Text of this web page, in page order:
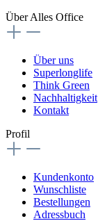
Über Alles Office
Über uns
Superlonglife
Think Green
Nachhaltigkeit
Kontakt
Profil
Kundenkonto
Wunschliste
Bestellungen
Adressbuch